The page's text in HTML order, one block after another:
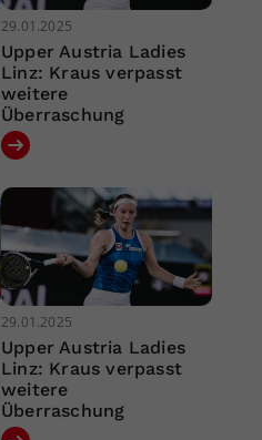
29.01.2025
Upper Austria Ladies
Linz: Kraus verpasst
weitere
Überraschung
29.01.2025
Upper Austria Ladies
Linz: Kraus verpasst
weitere
Überraschung